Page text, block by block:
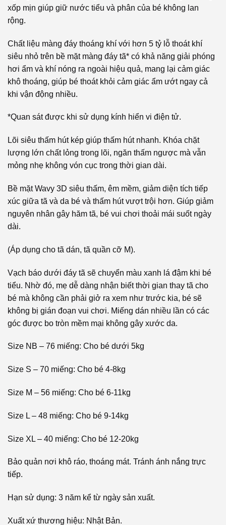
xốp mịn giúp giữ nước tiểu và phân của bé không lan
rộng.
Chất liệu màng đáy thoáng khí với hơn 5 tỷ lỗ thoát khí
siêu nhỏ trên bề mặt màng đáy tã* có khả năng giải phóng
hơi ẩm và khí nóng ra ngoài hiệu quả, mang lại cảm giác
khô thoáng, giúp bé thoát khỏi cảm giác ẩm ướt ngay cả
khi vận động nhiều.
*Quan sát được khi sử dụng kính hiển vi điện tử.
Lõi siêu thấm hút kép giúp thấm hút nhanh. Khóa chặt
lượng lớn chất lỏng trong lõi, ngăn thấm ngược mà vẫn
mỏng nhẹ không vón cục trong thời gian dài.
Bề mặt Wavy 3D siêu thấm, êm mềm, giảm diện tích tiếp
xúc giữa tã và da bé và thấm hút vượt trội hơn. Giúp giảm
nguyên nhân gây hăm tã, bé vui chơi thoải mái suốt ngày
dài.
(Áp dụng cho tã dán, tã quần cỡ M).
Vạch báo dưới đáy tã sẽ chuyển màu xanh lá đậm khi bé
tiểu. Nhờ đó, mẹ dễ dàng nhận biết thời gian thay tã cho
bé mà không cần phải giở ra xem như trước kia, bé sẽ
không bị gián đoạn vui chơi. Miếng dán nhiều lần có các
góc được bo tròn mềm mại không gây xước da.
Size NB – 76 miếng: Cho bé dưới 5kg
Size S – 70 miếng: Cho bé 4-8kg
Size M – 56 miếng: Cho bé 6-11kg
Size L – 48 miếng: Cho bé 9-14kg
Size XL – 40 miếng: Cho bé 12-20kg
Bảo quản nơi khô ráo, thoáng mát. Tránh ánh nắng trực
tiếp.
Hạn sử dụng: 3 năm kể từ ngày sản xuất.
Xuất xứ thương hiệu: Nhật Bản.